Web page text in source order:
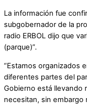
La información fue
subgobernador de la
radio ERBOL dijo que
(parque)”.
“Estamos organizados
diferentes partes del
Gobierno está llevando
necesitan, sin